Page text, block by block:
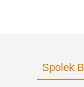
Spolek